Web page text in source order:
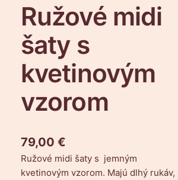
Ružové midi
šaty s
kvetinovým
vzorom
79,00 €
Ružové midi šaty s jemným
kvetinovým vzorom. Majú dlhý rukáv,